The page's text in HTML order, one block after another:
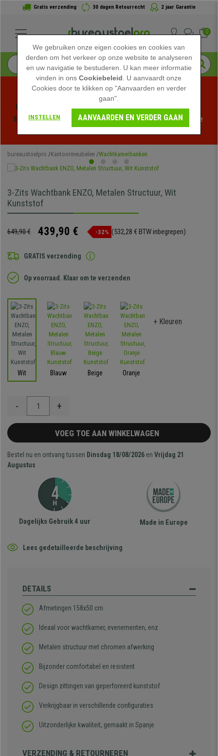
Gratis verzending 30 dagen Retourrecht 2 jaar Garantie
0
Profiteer van de Zomeruitverkoop bij bureaustoelpro!
Exclusieve kortingen voor een beperkte tijd - Bekijk de
bureaustoelpro Kantoormeubelen Wachtkamerbanken
3-Zits Wachtbank ENZO, Metalen Structuur, Wit
Kunststof
649,90 € 439,90 € -32% (532,28 € BTW inbegrepen)
GRATIS verzending
Op voorraad. Klaar om te verzenden
Wit Blauw Beige Oranje
+ Kleuren
- +
VOEG TOE AAN WINKELWAGEN
Bestel nu en ontvang tussen Dinsdag 18/08/2026 en Vrijdag 21
Augustus
Dagelijks Gebruik 4 uur Made in Europe
Lees gedetailleerde beschrijving
DETAILS
Afmetingen 158x50 cm
Ideaal voor wachtkamer, evenementen, enz.
Metalen structuur met chromen afwerking
Bijzonder comfortabel en resistent
Design zittingen van geperforeerd kunststof
Verkrijgbaar in verschillende configuraties
Uitzonderlijke kwaliteit, gemaakt in Spanje
VERZENDING & RETOURNEREN
We gebruiken onze eigen cookies en cookies van
derden om het verkeer op onze website te analyseren
en uw navigatie te bestuderen. U kan meer informatie
vinden in onsCookiebeleid . U aanvaardt onze
Cookies door te klikken op "Aanvaarden en verder
gaan".
INSTELLEN AANVAARDEN EN VERDER GAAN